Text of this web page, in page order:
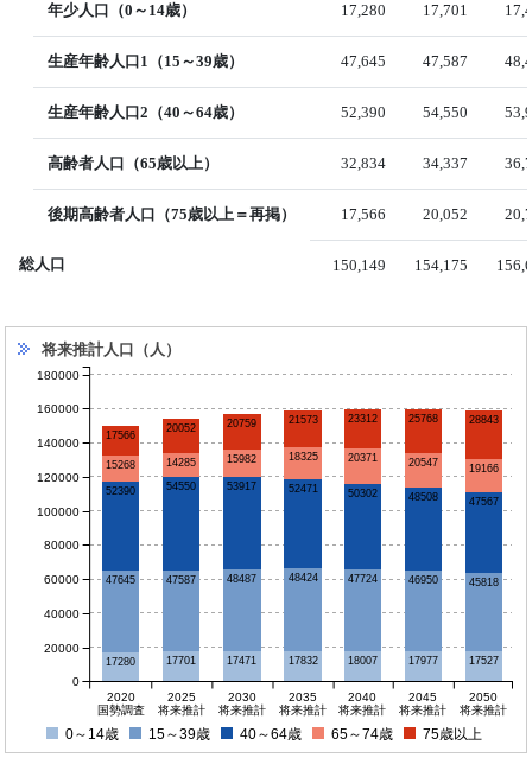
年少人口（0～14歳） 17,280 17,701
生産年齢人口1（15～39歳） 47,645 47,587
生産年齢人口2（40～64歳） 52,390 54,550
高齢者人口（65歳以上） 32,834 34,337
後期高齢者人口（75歳以上＝再掲） 17,566 20,052
総人口 150,149 154,175
将来推計人口（人）
17280 17701 17471 17832 18007 17977 17527
47645 47587 48487 48424 47724 46950 45818
52390 54550 53917 52471 50302 48508 47567
15268 14285 15982 18325 20371 20547
19166
17566
20052 20759 21573 23312 25768 28843
2020
国勢調査
2025
将来推計
2030
将来推計
2035
将来推計
2040
将来推計
2045
将来推計
2050
将来推計
0
20000
40000
60000
80000
100000
120000
140000
160000
180000
0～14歳 15～39歳 40～64歳 65～74歳 75歳以上